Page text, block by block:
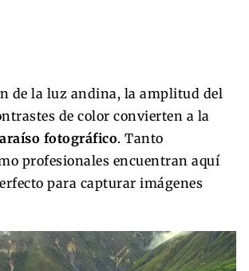
de la luz andina, la amplitud del
de color convierten a la
fotográfico. Tanto
profesionales encuentran aquí
para capturar imágenes